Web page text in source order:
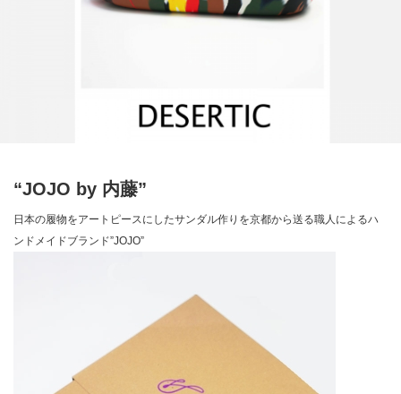
“JOJO by 内藤”
日本の履物をアートピースにしたサンダル作りを京都から送る職人によるハ
ンドメイドブランド”JOJO”